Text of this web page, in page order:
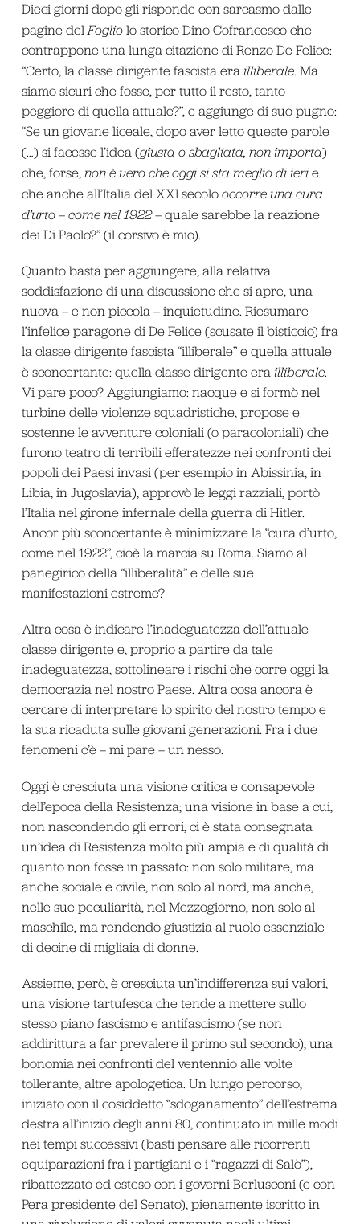
Dieci giorni dopo gli risponde con sarcasmo dalle
pagine del Fogliolo storico Dino Cofrancesco che
contrappone una lunga citazione di Renzo De Felice:
“Certo, la classe dirigente fascista era illiberale. Ma
siamo sicuri che fosse, per tutto il resto, tanto
peggiore di quella attuale?”, e aggiunge di suo pugno:
“Se un giovane liceale, dopo aver letto queste parole
(…) si facesse l’idea (giusta o sbagliata, non importa)
che, forse, non è vero che oggi si sta meglio di ierie
che anche all’Italia del XXI secolo occorre una cura
d’urto – come nel 1922– quale sarebbe la reazione
dei Di Paolo?” (il corsivo è mio).
Quanto basta per aggiungere, alla relativa
soddisfazione di una discussione che si apre, una
nuova – e non piccola – inquietudine. Riesumare
l’infelice paragone di De Felice (scusate il bisticcio) fra
la classe dirigente fascista “illiberale” e quella attuale
è sconcertante: quella classe dirigente era illiberale.
Vi pare poco? Aggiungiamo: nacque e si formò nel
turbine delle violenze squadristiche, propose e
sostenne le avventure coloniali (o paracoloniali) che
furono teatro di terribili efferatezze nei confronti dei
popoli dei Paesi invasi (per esempio in Abissinia, in
Libia, in Jugoslavia), approvò le leggi razziali, portò
l’Italia nel girone infernale della guerra di Hitler.
Ancor più sconcertante è minimizzare la “cura d’urto,
come nel 1922”, cioè la marcia su Roma. Siamo al
panegirico della “illiberalità” e delle sue
manifestazioni estreme?
Altra cosa è indicare l’inadeguatezza dell’attuale
classe dirigente e, proprio a partire da tale
inadeguatezza, sottolineare i rischi che corre oggi la
democrazia nel nostro Paese. Altra cosa ancora è
cercare di interpretare lo spirito del nostro tempo e
la sua ricaduta sulle giovani generazioni. Fra i due
fenomeni c’è – mi pare – un nesso.
Oggi è cresciuta una visione critica e consapevole
dell’epoca della Resistenza; una visione in base a cui,
non nascondendo gli errori, ci è stata consegnata
un’idea di Resistenza molto più ampia e di qualità di
quanto non fosse in passato: non solo militare, ma
anche sociale e civile, non solo al nord, ma anche,
nelle sue peculiarità, nel Mezzogiorno, non solo al
maschile, ma rendendo giustizia al ruolo essenziale
di decine di migliaia di donne.
Assieme, però, è cresciuta un’indifferenza sui valori,
una visione tartufesca che tende a mettere sullo
stesso piano fascismo e antifascismo (se non
addirittura a far prevalere il primo sul secondo), una
bonomia nei confronti del ventennio alle volte
tollerante, altre apologetica. Un lungo percorso,
iniziato con il cosiddetto “sdoganamento” dell’estrema
destra all’inizio degli anni 80, continuato in mille modi
nei tempi successivi (basti pensare alle ricorrenti
equiparazioni fra i partigiani e i “ragazzi di Salò”),
ribattezzato ed esteso con i governi Berlusconi (e con
Pera presidente del Senato), pienamente iscritto in